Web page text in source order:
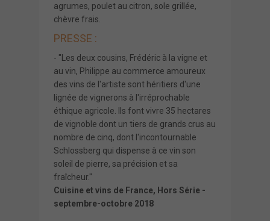
agrumes, poulet au citron, sole grillée,
chèvre frais.
PRESSE :
- "Les deux cousins, Frédéric à la vigne et
au vin, Philippe au commerce amoureux
des vins de l'artiste sont héritiers d'une
lignée de vignerons à l'irréprochable
éthique agricole. Ils font vivre 35 hectares
de vignoble dont un tiers de grands crus au
nombre de cinq, dont l'incontournable
Schlossberg qui dispense à ce vin son
soleil de pierre, sa précision et sa
fraîcheur."
Cuisine et vins de France, Hors Série -
septembre-octobre 2018